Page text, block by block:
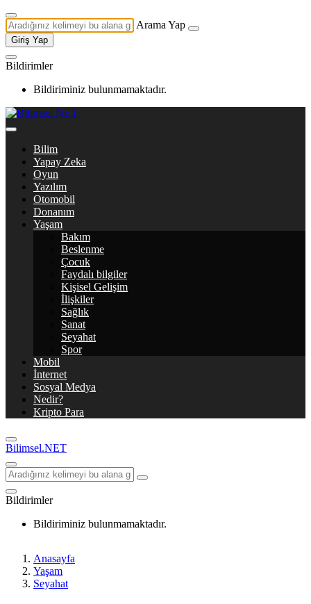
Arama Yap
Giriş Yap
Bildirimler
Bildiriminiz bulunmamaktadır.
Bilim
Yapay Zeka
Oyun
Yazılım
Otomobil
Donanım
Yaşam
Bakım
Beslenme
Çocuk
Faydalı bilgiler
Kişisel Gelişim
İlişkiler
Sağlık
Sanat
Seyahat
Spor
Mobil
İnternet
Sosyal Medya
Nedir?
Kripto Para
Bilimsel.NET
Bildirimler
Bildiriminiz bulunmamaktadır.
Anasayfa
Yaşam
Seyahat